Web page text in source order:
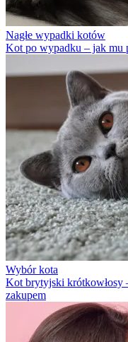
Nagłe wypadki kotów
Kot po wypadku – jak mu
Wybór kota
Kot brytyjski krótkowłosy
zakupem